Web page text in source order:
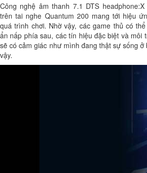
Công nghệ âm thanh 7.1 DTS
trên tai nghe Quantum 200 mang tới hiệu
quá trình chơi. Nhờ vậy, các game thủ có
ẩn nấp phía sau, các tín hiệu đặc biệt và môi
sẽ có cảm giác như mình đang thật sự sống
vậy.